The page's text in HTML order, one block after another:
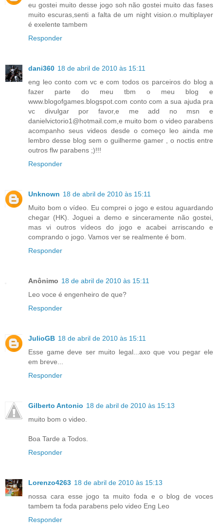
eu gostei muito desse jogo soh não gostei muito das fases
muito escuras,senti a falta de um night vision.o multiplayer
é exelente tambem
Responder
dani360 18 de abril de 2010 às 15:11
eng leo conto com vc e com todos os parceiros do blog a
fazer parte do meu tbm o meu blog e
www.blogofgames.blogspot.com conto com a sua ajuda pra
vc divulgar por favor,e me add no msn e
danielvictorio1@hotmail.com,e muito bom o video parabens
acompanho seus videos desde o começo leo ainda me
lembro desse blog sem o guilherme gamer , o noctis entre
outros flw parabens ;)!!!
Responder
Unknown 18 de abril de 2010 às 15:11
Muito bom o vídeo. Eu comprei o jogo e estou aguardando
chegar (HK). Joguei a demo e sinceramente não gostei,
mas vi outros vídeos do jogo e acabei arriscando e
comprando o jogo. Vamos ver se realmente é bom.
Responder
Anônimo 18 de abril de 2010 às 15:11
Leo voce é engenheiro de que?
Responder
JulioGB 18 de abril de 2010 às 15:11
Esse game deve ser muito legal...axo que vou pegar ele
em breve...
Responder
Gilberto Antonio 18 de abril de 2010 às 15:13
muito bom o video.
Boa Tarde a Todos.
Responder
Lorenzo4263 18 de abril de 2010 às 15:13
nossa cara esse jogo ta muito foda e o blog de voces
tambem ta foda parabens pelo video Eng Leo
Responder